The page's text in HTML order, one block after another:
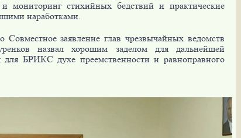
мониторинг стихийных бедствий и практические
наработками.
заявление глав чрезвычайных ведомств
назвал хорошим заделом для дальнейшей
БРИКС духе преемственности и равноправного